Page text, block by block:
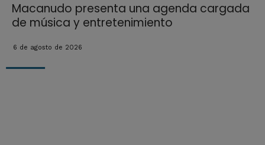
Macanudo presenta una agenda cargada
de música y entretenimiento
6 de agosto de 2026